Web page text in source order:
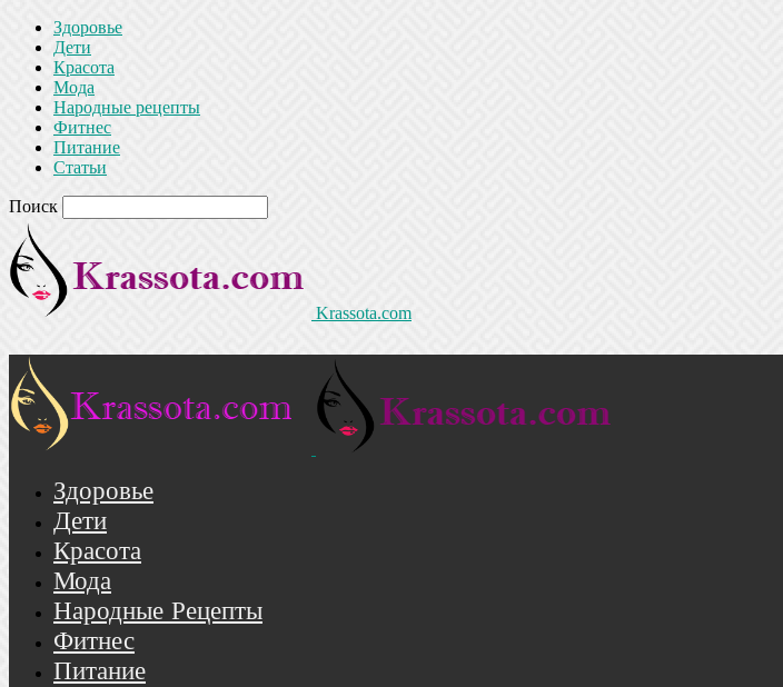
Здоровье
Дети
Красота
Мода
Народные рецепты
Фитнес
Питание
Статьи
Поиск
Krassota.com
Здоровье
Дети
Красота
Мода
Народные Рецепты
Фитнес
Питание